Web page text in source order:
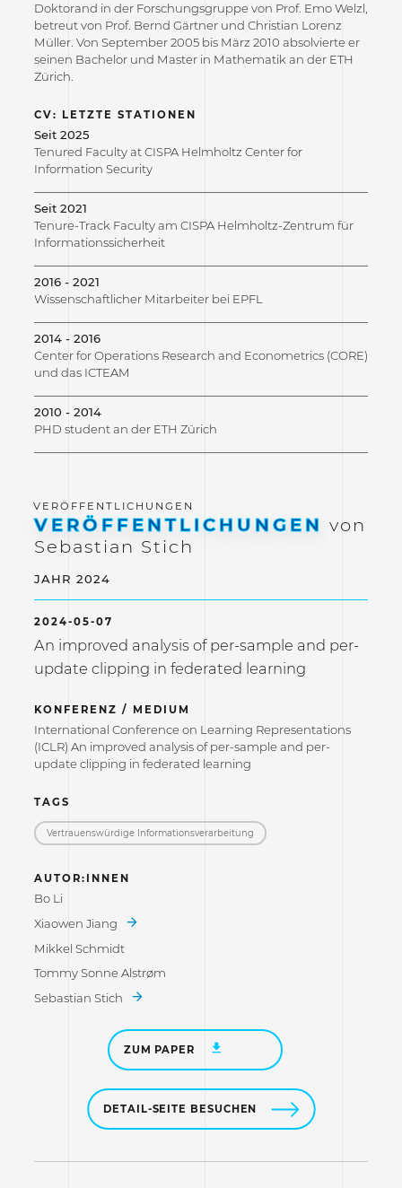
Doktorand in der Forschungsgruppe von Prof. Emo Welzl,
betreut von Prof. Bernd Gärtner und Christian Lorenz
Müller. Von September 2005 bis März 2010 absolvierte er
seinen Bachelor und Master in Mathematik an der ETH
Zürich.
CV: LETZTE STATIONEN
Seit 2025
Tenured Faculty at CISPA Helmholtz Center for
Information Security
Seit 2021
Tenure-Track Faculty am CISPA Helmholtz-Zentrum für
Informationssicherheit
2016 - 2021
Wissenschaftlicher Mitarbeiter bei EPFL
2014 - 2016
Center for Operations Research and Econometrics (CORE)
und das ICTEAM
2010 - 2014
PHD student an der ETH Zürich
VERÖFFENTLICHUNGEN von
Sebastian Stich
JAHR 2024
2024-05-07
An improved analysis of per-sample and per-
update clipping in federated learning
KONFERENZ / MEDIUM
International Conference on Learning Representations
(ICLR) An improved analysis of per-sample and per-
update clipping in federated learning
TAGS
Vertrauenswürdige Informations­verarbeitung
AUTOR:INNEN
Bo Li
Xiaowen Jiang
Mikkel Schmidt
Tommy Sonne Alstrøm
Sebastian Stich
ZUM PAPER
DETAIL-SEITE BESUCHEN